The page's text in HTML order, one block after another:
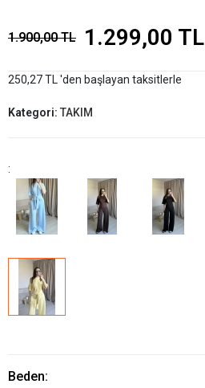
1.900,00 TL 1.299,00 TL
250,27 TL 'den başlayan taksitlerle
Kategori: TAKIM
:
Beden: